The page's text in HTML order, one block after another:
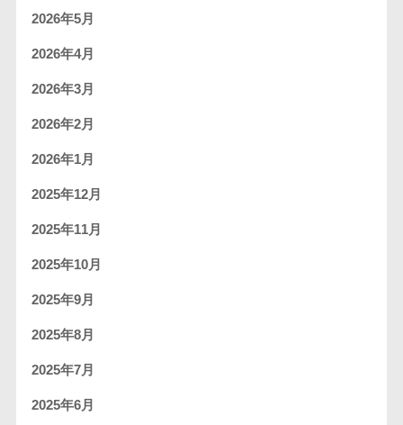
2026年5月
2026年4月
2026年3月
2026年2月
2026年1月
2025年12月
2025年11月
2025年10月
2025年9月
2025年8月
2025年7月
2025年6月